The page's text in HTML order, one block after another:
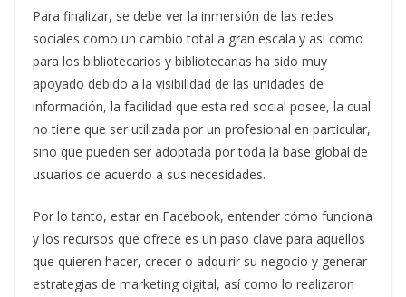
Para finalizar, se debe ver la inmersión de las redes
sociales como un cambio total a gran escala y así como
para los bibliotecarios y bibliotecarias ha sido muy
apoyado debido a la visibilidad de las unidades de
información, la facilidad que esta red social posee, la cual
no tiene que ser utilizada por un profesional en particular,
sino que pueden ser adoptada por toda la base global de
usuarios de acuerdo a sus necesidades.
Por lo tanto, estar en Facebook, entender cómo funciona
y los recursos que ofrece es un paso clave para aquellos
que quieren hacer, crecer o adquirir su negocio y generar
estrategias de marketing digital, así como lo realizaron